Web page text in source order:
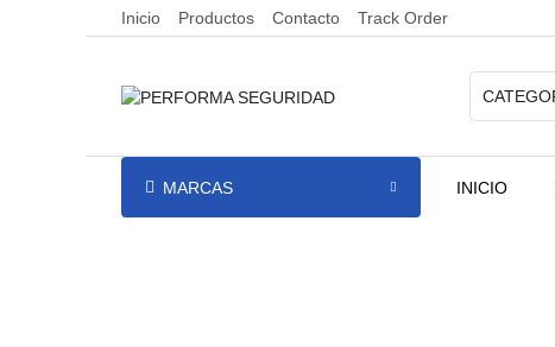
Inicio Productos Contacto Track Order
MARCAS INICIO